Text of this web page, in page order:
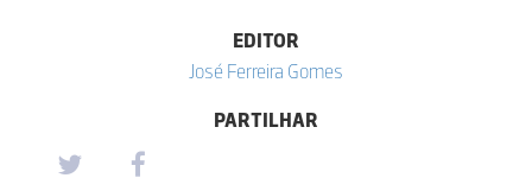
EDITOR
José Ferreira Gomes
PARTILHAR